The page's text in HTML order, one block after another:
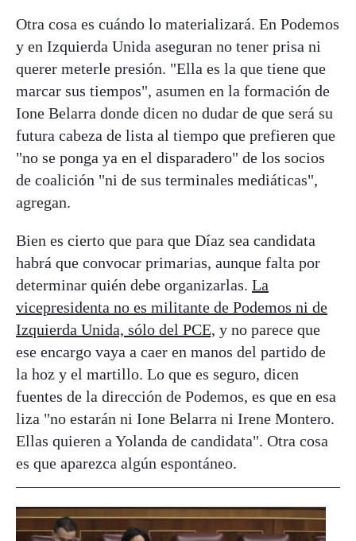
Otra cosa es cuándo lo materializará. En Podemos
y en Izquierda Unida aseguran no tener prisa ni
querer meterle presión. "Ella es la que tiene que
marcar sus tiempos", asumen en la formación de
Ione Belarra donde dicen no dudar de que será su
futura cabeza de lista al tiempo que prefieren que
"no se ponga ya en el disparadero" de los socios
de coalición "ni de sus terminales mediáticas",
agregan.
Bien es cierto que para que Díaz sea candidata
habrá que convocar primarias, aunque falta por
determinar quién debe organizarlas. La
vicepresidenta no es militante de Podemos ni de
Izquierda Unida, sólo del PCE, y no parece que
ese encargo vaya a caer en manos del partido de
la hoz y el martillo. Lo que es seguro, dicen
fuentes de la dirección de Podemos, es que en esa
liza "no estarán ni Ione Belarra ni Irene Montero.
Ellas quieren a Yolanda de candidata". Otra cosa
es que aparezca algún espontáneo.